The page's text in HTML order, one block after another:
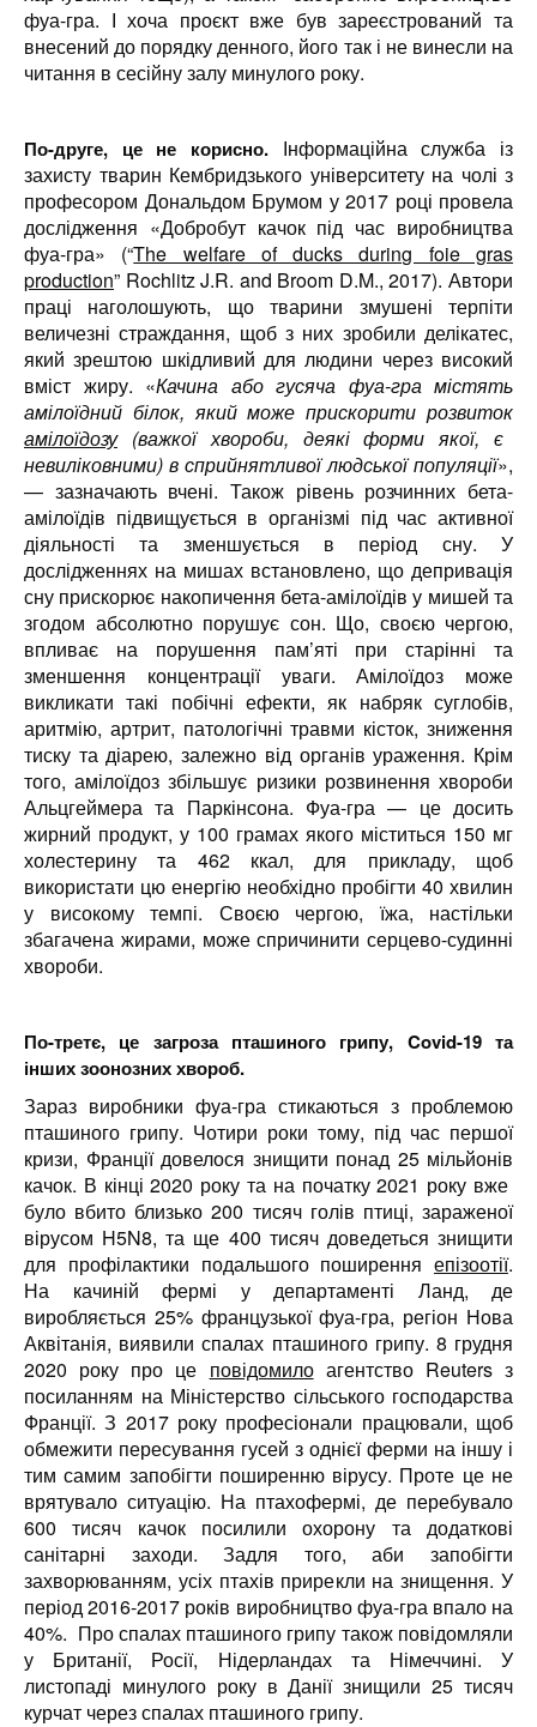
фуа-гра. І хоча проєкт вже був зареєстрований та
внесений до порядку денного, його так і не винесли на
читання в сесійну залу минулого року.
По-друге, це не корисно. Інформаційна служба із
захисту тварин Кембридзького університету на чолі з
професором Дональдом Брумом у 2017 році провела
дослідження «Добробут качок під час виробництва
фуа-гра» (“The welfare of ducks during foie gras
production” Rochlitz J.R. and Broom D.M., 2017). Автори
праці наголошують, що тварини змушені терпіти
величезні страждання, щоб з них зробили делікатес,
який зрештою шкідливий для людини через високий
вміст жиру. «Качина або гусяча фуа-гра містять
амілоїдний білок, який може прискорити розвиток
амілоїдозу(важкої хвороби, деякі форми якої, є
невиліковними) в сприйнятливої людської популяції»,
— зазначають вчені. Також рівень розчинних бета-
амілоїдів підвищується в організмі під час активної
діяльності та зменшується в період сну. У
дослідженнях на мишах встановлено, що депривація
сну прискорює накопичення бета-амілоїдів у мишей та
згодом абсолютно порушує сон. Що, своєю чергою,
впливає на порушення пам’яті при старінні та
зменшення концентрації уваги. Амілоїдоз може
викликати такі побічні ефекти, як набряк суглобів,
аритмію, артрит, патологічні травми кісток, зниження
тиску та діарею, залежно від органів ураження. Крім
того, амілоїдоз збільшує ризики розвинення хвороби
Альцгеймера та Паркінсона. Фуа-гра— це досить
жирний продукт, у 100 грамах якого міститься 150 мг
холестерину та 462 ккал, для прикладу, щоб
використати цю енергію необхідно пробігти 40 хвилин
у високому темпі. Своєю чергою, їжа, настільки
збагачена жирами, може спричинити серцево-судинні
хвороби.
По-третє, це загроза пташиного грипу, Covid-19 та
інших зоонозних хвороб.
Зараз виробники фуа-гра стикаються з проблемою
пташиного грипу. Чотири роки тому, під час першої
кризи, Франції довелося знищити понад 25 мільйонів
качок. В кінці 2020 року та на початку 2021 року вже
було вбито близько 200 тисяч голів птиці, зараженої
вірусом H5N8, та ще 400 тисяч доведеться знищити
для профілактики подальшого поширення епізоотії.
На качиній фермі у департаменті Ланд, де
виробляється 25% французької фуа-гра, регіон Нова
Аквітанія, виявили спалах пташиного грипу. 8 грудня
2020 року про це повідомило агентство Reuters з
посиланням на Міністерство сільського господарства
Франції. З 2017 року професіонали працювали, щоб
обмежити пересування гусей з однієї ферми на іншу і
тим самим запобігти поширенню вірусу. Проте це не
врятувало ситуацію. На птахофермі, де перебувало
600 тисяч качок посилили охорону та додаткові
санітарні заходи. Задля того, аби запобігти
захворюванням, усіх птахів прирекли на знищення. У
період 2016-2017 років виробництво фуа-гра впало на
40%. Про спалах пташиного грипу також повідомляли
у Британії, Росії, Нідерландах та Німеччині. У
листопаді минулого року в Данії знищили 25 тисяч
курчат через спалах пташиного грипу.